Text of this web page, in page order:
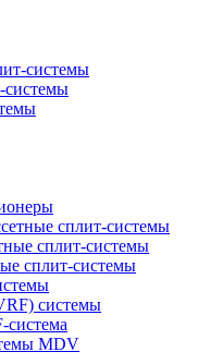
системы
системы
сплит-системы
сплит-системы
сплит-системы
системы
система
MDV